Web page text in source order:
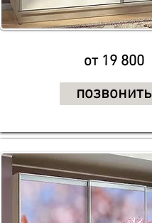
от 19 800
позвонить